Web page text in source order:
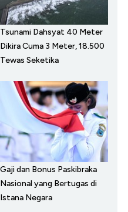
Tsunami Dahsyat 40 Meter
Dikira Cuma 3 Meter, 18.500
Tewas Seketika
Gaji dan Bonus Paskibraka
Nasional yang Bertugas di
Istana Negara